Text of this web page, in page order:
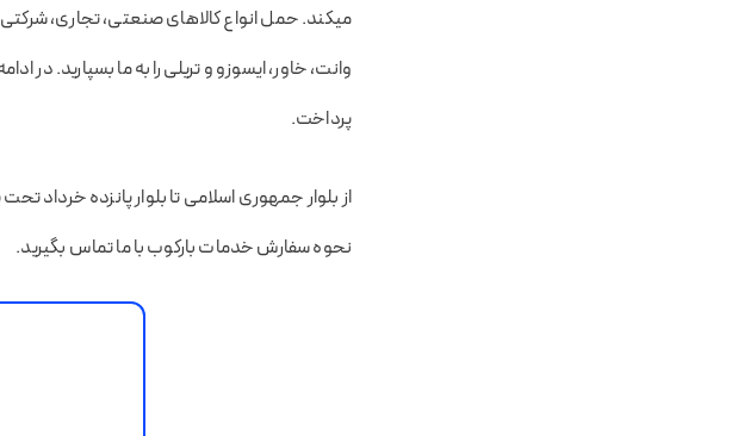
میکند. حمل انواع کالاهای صنعتی، تجاری،
وانت،‌ خاور، ایسوزو و تریلی را به ما بسپارید. در
پرداخت.
از بلوار جمهوری اسلامی تا بلوار پانزده خرداد
نحوه سفارش خدمات بارکوب با ما تماس بگیرید.